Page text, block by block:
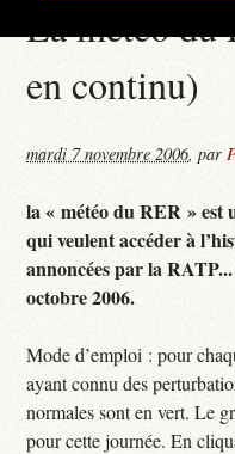
La météo du
en continu)
mardi 7 novembre 2006,par
la « météo du RER » est
qui veulent accéder à
annoncées par la
octobre 2006.
Mode d’emploi : pour
ayant connu des
normales sont en vert. Le
pour cette journée. En